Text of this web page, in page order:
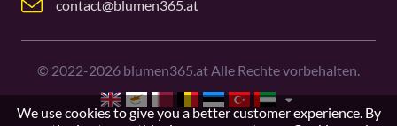
contact@blumen365.at
© 2022-2026 blumen365.at Alle Rechte vorbehalten.
We use cookies to give you a better customer experience. By